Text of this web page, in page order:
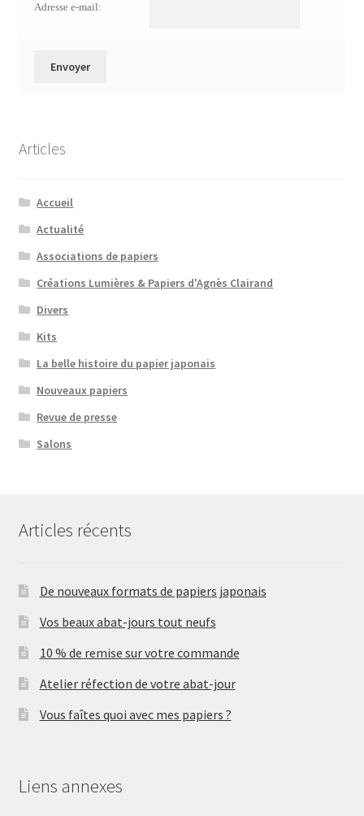
Adresse e-mail:
Articles
Accueil
Actualité
Associations de papiers
Créations Lumières & Papiers d'Agnès Clairand
Divers
Kits
La belle histoire du papier japonais
Nouveaux papiers
Revue de presse
Salons
Articles récents
De nouveaux formats de papiers japonais
Vos beaux abat-jours tout neufs
10 % de remise sur votre commande
Atelier réfection de votre abat-jour
Vous faîtes quoi avec mes papiers ?
Liens annexes